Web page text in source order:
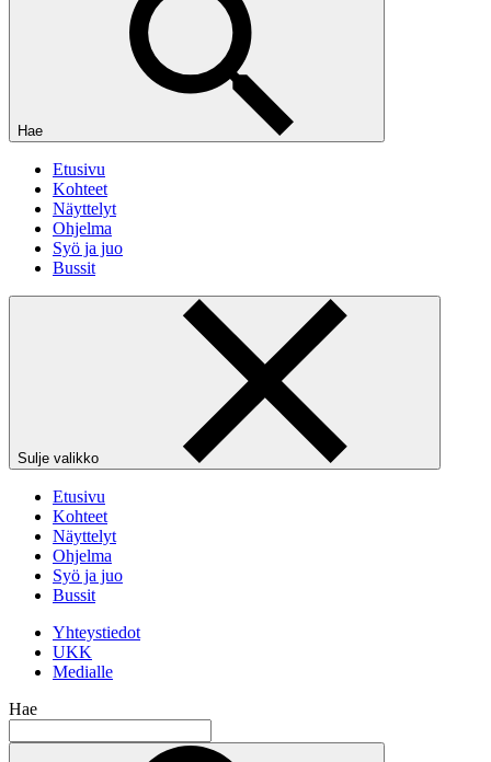
Hae
Etusivu
Kohteet
Näyttelyt
Ohjelma
Syö ja juo
Bussit
Sulje valikko
Etusivu
Kohteet
Näyttelyt
Ohjelma
Syö ja juo
Bussit
Yhteystiedot
UKK
Medialle
Hae